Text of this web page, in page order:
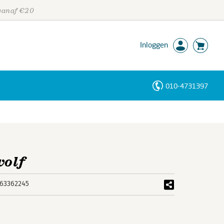
€20
Inloggen
010-4731397
Personen